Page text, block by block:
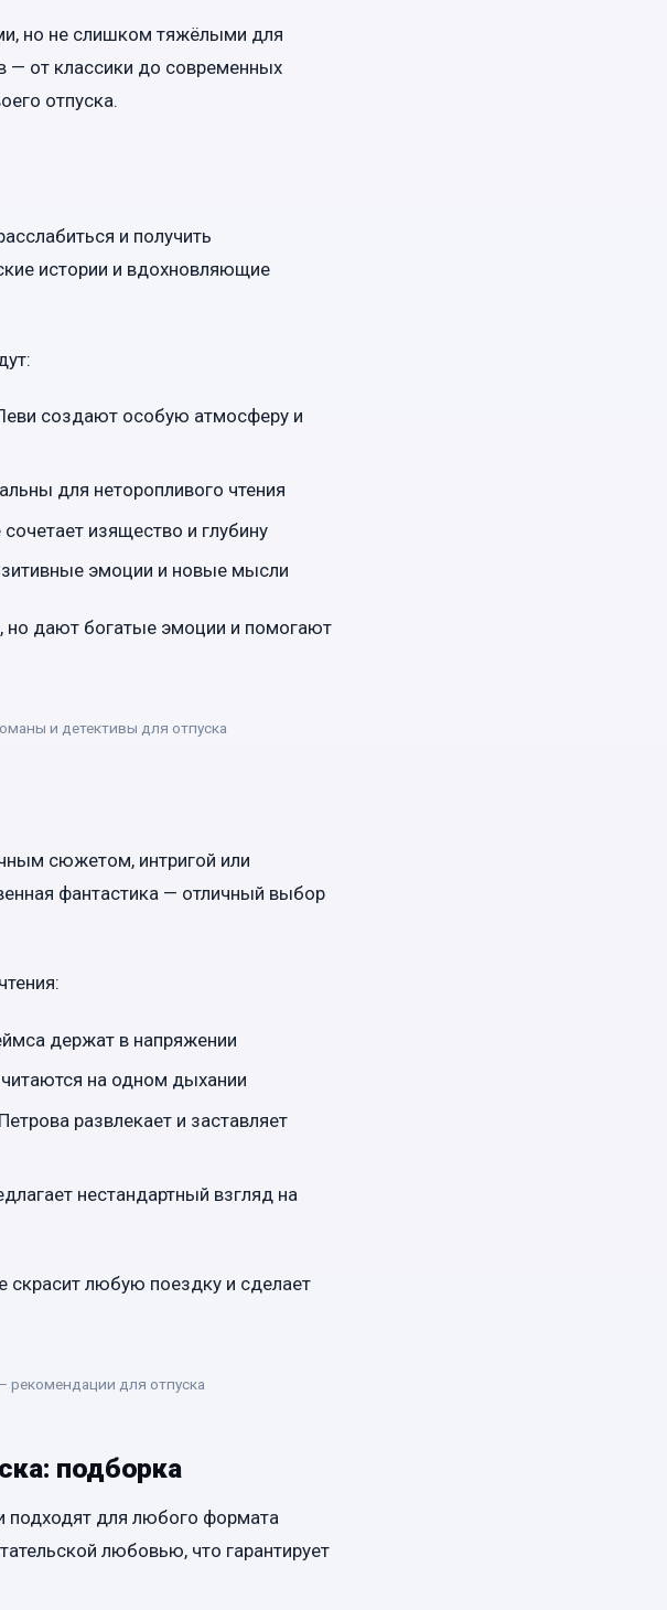
но не слишком тяжёлыми для
— от классики до современных
отпуска.
и получить
истории и вдохновляющие
создают особую атмосферу и
для неторопливого чтения
изящество и глубину
эмоции и новые мысли
но дают богатые эмоции и помогают
и детективы для отпуска
сюжетом, интригой или
фантастика — отличный выбор
держат в напряжении
на одном дыхании
развлекает и заставляет
нестандартный взгляд на
скрасит любую поездку и сделает
рекомендации для отпуска
подборка
подходят для любого формата
любовью, что гарантирует